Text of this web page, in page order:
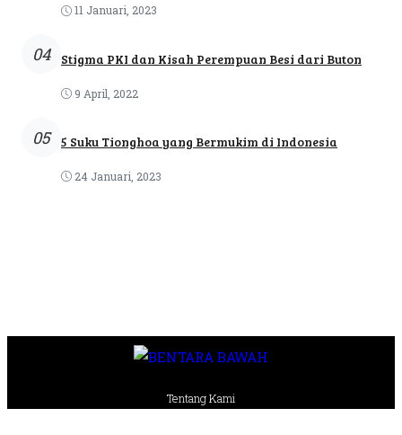
11 Januari, 2023
04 Stigma PKI dan Kisah Perempuan Besi dari Buton
9 April, 2022
05 5 Suku Tionghoa yang Bermukim di Indonesia
24 Januari, 2023
Tentang Kami